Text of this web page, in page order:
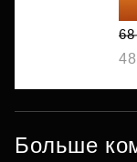
Больше